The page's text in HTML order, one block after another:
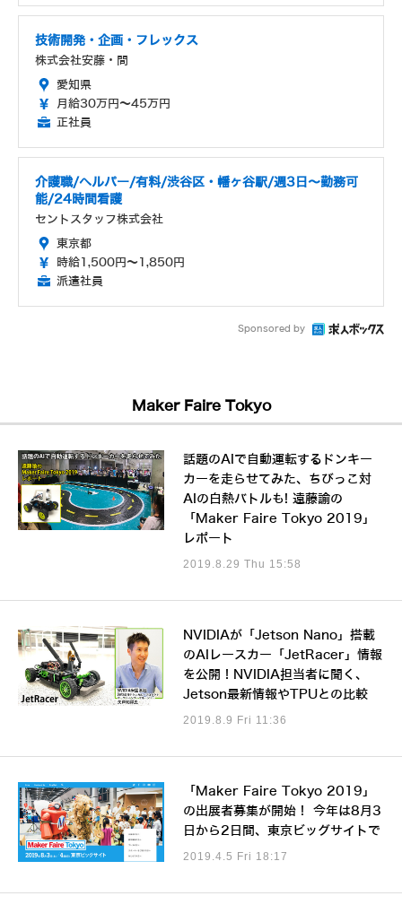
技術開発・企画・フレックス
株式会社安藤・間
愛知県
月給30万円～45万円
正社員
介護職/ヘルパー/有料/渋谷区・幡ヶ谷駅/週3日〜勤務可
能/24時間看護
セントスタッフ株式会社
東京都
時給1,500円～1,850円
派遣社員
Sponsored by
Maker Faire Tokyo
話題のAIで自動運転するドンキー
カーを走らせてみた、ちびっこ対
AIの白熱バトルも! 遠藤諭の
「Maker Faire Tokyo 2019」
レポート
2019.8.29 Thu 15:58
NVIDIAが「Jetson Nano」搭載
のAIレースカー「JetRacer」情報
を公開！NVIDIA担当者に聞く、
Jetson最新情報やTPUとの比較
2019.8.9 Fri 11:36
「Maker Faire Tokyo 2019」
の出展者募集が開始！ 今年は8月3
日から2日間、東京ビッグサイトで
2019.4.5 Fri 18:17